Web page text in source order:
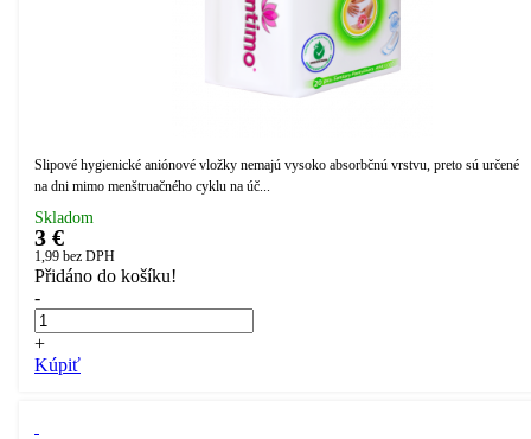
Slipové hygienické aniónové vložky nemajú vysoko absorbčnú vrstvu, preto sú určené
na dni mimo menštruačného cyklu na úč...
Skladom
3 €
1,99 bez DPH
Přidáno do košíku!
-
+
Kúpiť